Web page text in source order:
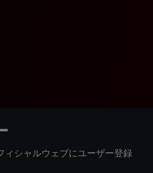
ィシャルウェブにユーザー登録